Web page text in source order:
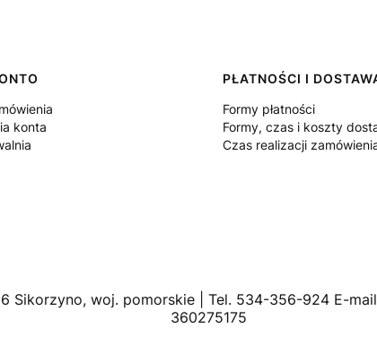
konta
PŁATNOŚCI I
Formy płatności
Formy, czas i koszty
Czas realizacji
Sikorzyno, woj. pomorskie | Tel. 534-356-924 E-
360275175